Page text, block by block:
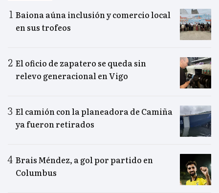
Baiona aúna inclusión y comercio local
en sus trofeos
El oficio de zapatero se queda sin
relevo generacional en Vigo
El camión con la planeadora de Camiña
ya fueron retirados
Brais Méndez, a gol por partido en
Columbus